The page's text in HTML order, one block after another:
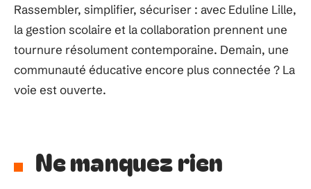
Rassembler, simplifier, sécuriser : avec Eduline Lille,
la gestion scolaire et la collaboration prennent une
tournure résolument contemporaine. Demain, une
communauté éducative encore plus connectée ? La
voie est ouverte.
Ne manquez rien